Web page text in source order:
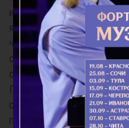
исправиться, и снова
яко пес на свою
число убийств
страха Божия и
свирепостью дикаго
Помилуй мя, яко волею
совершившую; Помилуй
помыслы осквернившую;